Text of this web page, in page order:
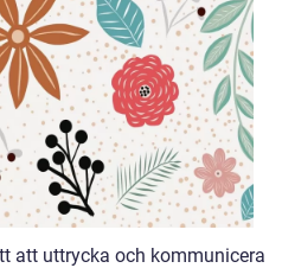
att uttrycka och kommunicera